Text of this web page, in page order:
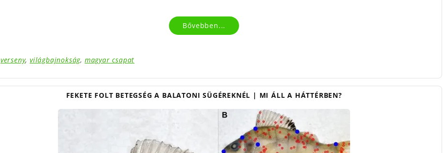
Bővebben...
verseny,világbajnokság, magyar csapat
FEKETE FOLT BETEGSÉG A BALATONI SÜGÉREKNÉL | MI ÁLL A HÁTTÉRBEN?